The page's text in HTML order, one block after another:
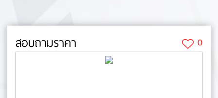
สอบถามราคา 0